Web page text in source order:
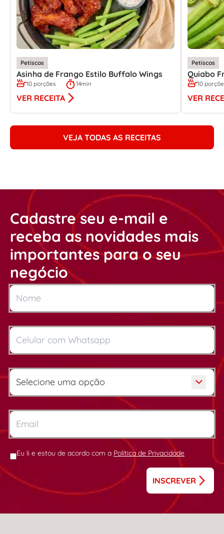
Petiscos
Asinha de Frango Estilo Buffalo Wings
10 porções 14min
VER RECEITA
Petiscos
Quiabo
10
VER
VEJA TODAS AS RECEITAS
Cadastre seu e-mail e
receba as novidades mais
importantes para o seu
negócio
Eu li e estou de acordo com a Política de Privacidade
INSCREVER